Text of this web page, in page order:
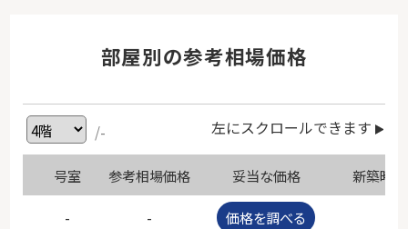
部屋別の参考相場価格
/- 左にスクロールできます
号室 参考相場価格 妥当な価格 新築時
- - 価格を調べる